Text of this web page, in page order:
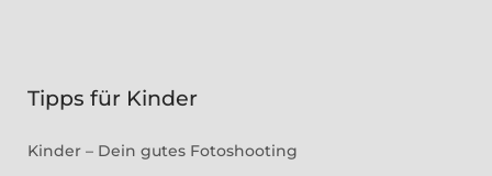
Tipps für Kinder
Kinder – Dein gutes Fotoshooting